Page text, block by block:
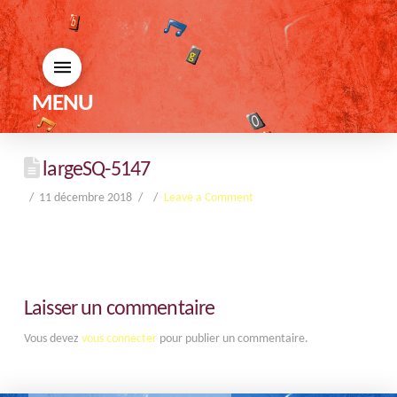
MENU
largeSQ-5147
11 décembre 2018 Leave a Comment
Laisser un commentaire
Vous devez vous connecterpour publier un commentaire.